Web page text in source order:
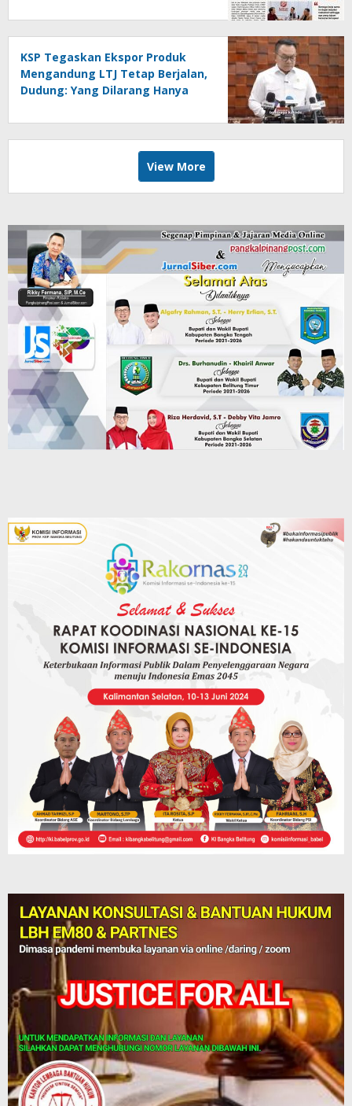
KSP Tegaskan Ekspor Produk
Mengandung LTJ Tetap Berjalan,
Dudung: Yang Dilarang Hanya
View More